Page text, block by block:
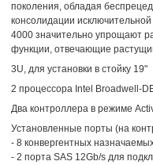
поколения, обладая
консолидации
4000 значительно упрощают
функции, отвечающие
3U, для установки в стойку 19"
2 процессора Intel Broadwell-
Два контроллера в режиме
Установленные порты (на
- 8 конвергентных
- 2 порта SAS 12Gb/s для